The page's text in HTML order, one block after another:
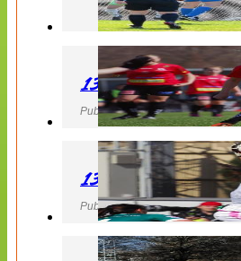
130427 LB 07 –
Publicerad 27 April 2013, 22:40
130427 IF Limhamn
Publicerad 27 April 2013, 21:10